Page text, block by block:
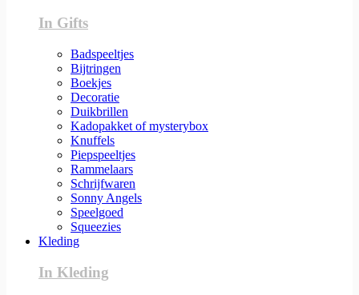
In Gifts
Badspeeltjes
Bijtringen
Boekjes
Decoratie
Duikbrillen
Kadopakket of mysterybox
Knuffels
Piepspeeltjes
Rammelaars
Schrijfwaren
Sonny Angels
Speelgoed
Squeezies
Kleding
In Kleding